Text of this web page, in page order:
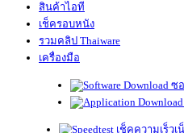
สินค้าไอที
เช็ครอบหนัง
รวมคลิป Thaiware
เครื่องมือ
ซ
เช็คความเร็วเ